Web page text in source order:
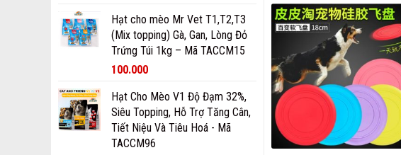
Hạt cho mèo Mr Vet T1,T2,T3
(Mix topping) Gà, Gan, Lòng Đỏ
Trứng Túi 1kg – Mã TACCM15
100.000
Hạt Cho Mèo V1 Độ Đạm 32%,
Siêu Topping, Hỗ Trợ Tăng Cân,
Tiết Niệu Và Tiêu Hoá - Mã
TACCM96